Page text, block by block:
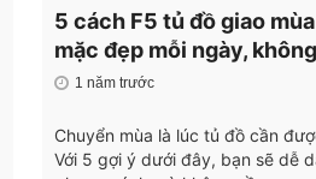
5 cách F5 tủ đồ giao
mặc đẹp mỗi ngày,
1 năm trước
Chuyển mùa là lúc tủ đồ cần
Với 5 gợi ý dưới đây, bạn sẽ dễ